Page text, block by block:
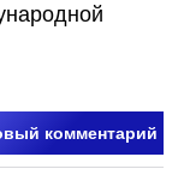
комментарий